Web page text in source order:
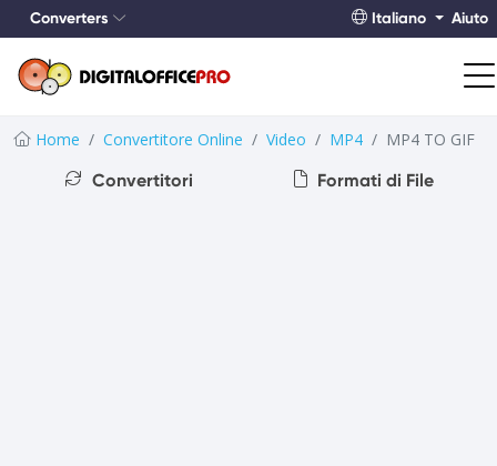
Converters Italiano Aiuto
Home Convertitore Online Video MP4
MP4 TO GIF
Convertitori
Formati di File